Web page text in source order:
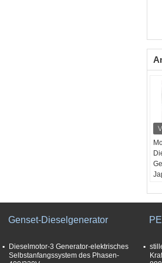
Genset-Dieselgenerator
Dieselmotor-3 Generator-elektrisches
Selbstanfangssystem des Phasen-